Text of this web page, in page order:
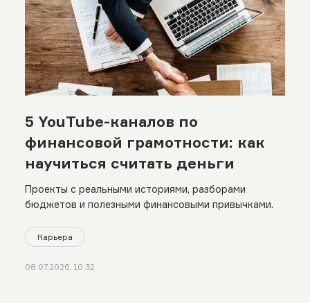
5 YouTube-каналов по
финансовой грамотности: как
научиться считать деньги
Проекты с реальными историями, разборами
бюджетов и полезными финансовыми привычками.
Карьера
08.07.2026, 10:32